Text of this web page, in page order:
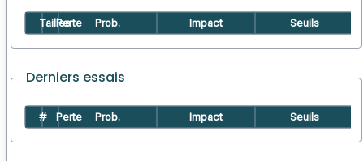
TaillesPerte Prob. Impact Seuils
Derniers essais
# Perte Prob. Impact Seuils